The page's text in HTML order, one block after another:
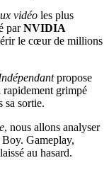
vidéo les plus
parNVIDIA
le cœur de millions
propose
grimpé
sa sortie.
, nous allons analyser
Gameplay,
au hasard.